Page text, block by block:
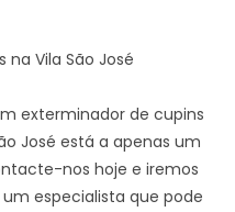
na Vila São José
exterminador de cupins
José está a apenas um
nos hoje e iremos
especialista que pode